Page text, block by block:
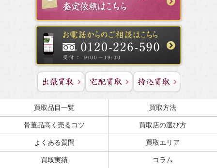
買取品目一覧 買取方法
骨董品高く売るコツ 買取店の選び方
よくある質問 買取エリア
買取実績 コラム